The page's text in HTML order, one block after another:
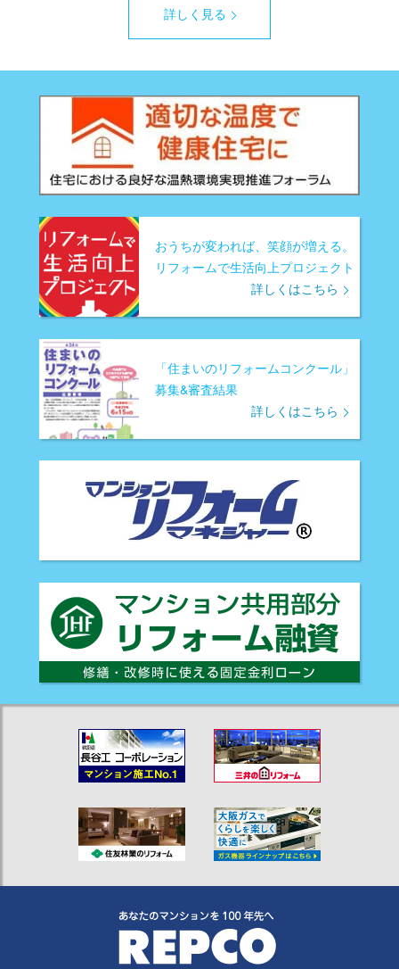
詳しく見る
おうちが変われば、笑顔が増える。
リフォームで生活向上プロジェクト
詳しくはこちら
「住まいのリフォームコンクール」
募集&審査結果
詳しくはこちら